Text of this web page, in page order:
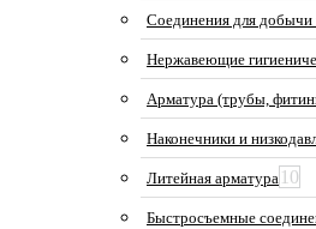
Соединения для добычи
Нержавеющие
Арматура (трубы,
Наконечники и
Литейная арматура 10
Быстросъемные